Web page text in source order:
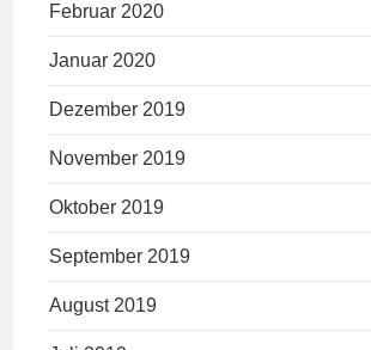
Februar 2020
Januar 2020
Dezember 2019
November 2019
Oktober 2019
September 2019
August 2019